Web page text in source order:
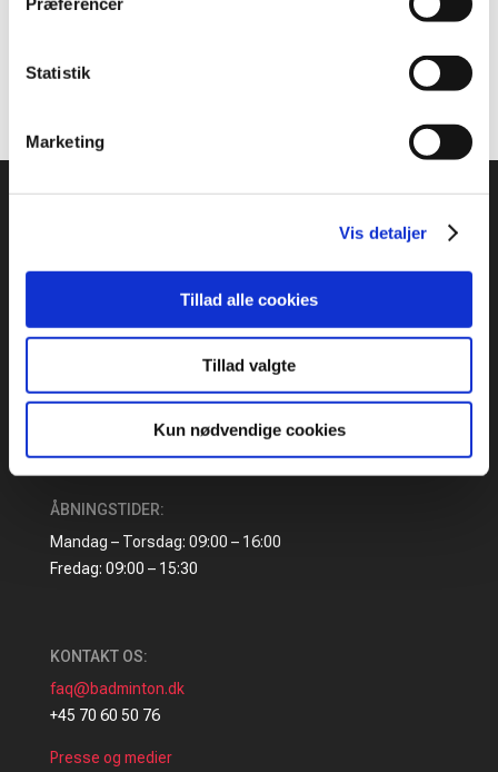
Statistik
Marketing
Vis detaljer
Tillad alle cookies
Tillad valgte
Kun nødvendige cookies
ADRESSE:
Brøndby Stadion 20, DK-2605 Brøndby
Bank: 2217 8390133333
CVR: 1369 3315
ÅBNINGSTIDER:
Mandag – Torsdag: 09:00 – 16:00
Fredag: 09:00 – 15:30
KONTAKT OS:
faq@badminton.dk
+45 70 60 50 76
Presse og medier